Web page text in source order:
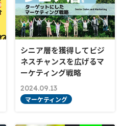
シニア層を獲得してビジ
ネスチャンスを広げるマ
ーケティング戦略
2024.09.13
マーケティング